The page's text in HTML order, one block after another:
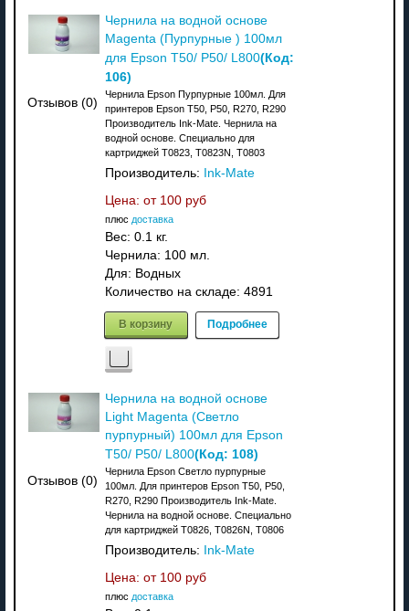
Отзывов (0)
Чернила на водной основе
Magenta (Пурпурные ) 100мл
для Epson T50/ P50/ L800(Код:
106)
Чернила Epson Пурпурные 100мл. Для
принтеров Epson T50, P50, R270, R290
Производитель Ink-Mate. Чернила на
водной основе. Специально для
картриджей T0823, T0823N, T0803
Производитель: Ink-Mate
Цена: от 100 руб
плюс доставка
Вес: 0.1 кг.
Чернила: 100 мл.
Для: Водных
Количество на складе: 4891
В корзину Подробнее
Отзывов (0)
Чернила на водной основе
Light Magenta (Светло
пурпурный) 100мл для Epson
T50/ P50/ L800(Код: 108)
Чернила Epson Светло пурпурные
100мл. Для принтеров Epson T50, P50,
R270, R290 Производитель Ink-Mate.
Чернила на водной основе. Специально
для картриджей T0826, T0826N, T0806
Производитель: Ink-Mate
Цена: от 100 руб
плюс доставка